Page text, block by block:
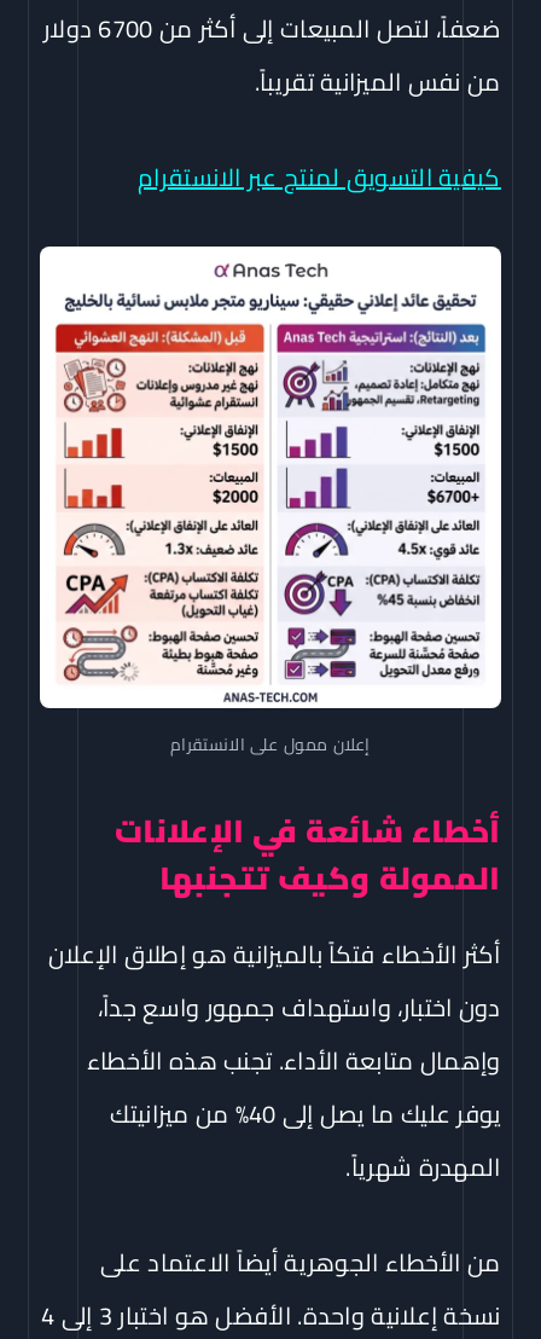
ضعفاً، لتصل المبيعات إلى أكثر من 6700 دولار
من نفس الميزانية تقريباً.
كيفية التسويق لمنتج عبر الانستقرام
إعلان ممول على الانستقرام
أخطاء شائعة في الإعلانات
الممولة وكيف تتجنبها
أكثر الأخطاء فتكاً بالميزانية هو إطلاق الإعلان
دون اختبار، واستهداف جمهور واسع جداً،
وإهمال متابعة الأداء. تجنب هذه الأخطاء
يوفر عليك ما يصل إلى 40% من ميزانيتك
المهدرة شهرياً.
من الأخطاء الجوهرية أيضاً الاعتماد على
نسخة إعلانية واحدة. الأفضل هو اختبار 3 إلى 4